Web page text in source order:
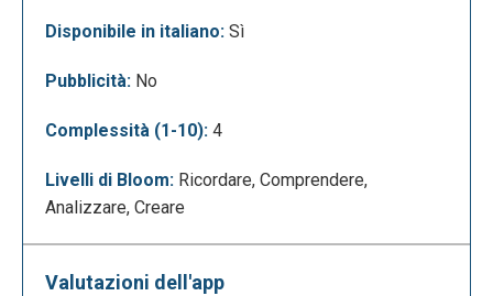
commenti da lasciare ad altri utenti, presentare e
Disponibile in italiano: Sì
Pubblicità: No
Complessità (1-10): 4
Livelli di Bloom: Ricordare, Comprendere,
Analizzare, Creare
Valutazioni dell'app